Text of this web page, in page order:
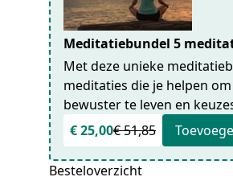
Meditatiebundel 5
Met deze unieke
meditaties die je helpen
bewuster te leven en
€ 25,00€ 51,85
Besteloverzicht